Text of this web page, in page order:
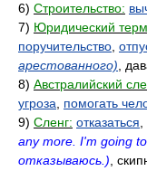
6) Строительство:
7) Юридический
поручительство
арестованного) ,
8) Австралийский
угроза
помогать
9) Сленг: отказаться
any more. I'm going
отказываюсь.) ,